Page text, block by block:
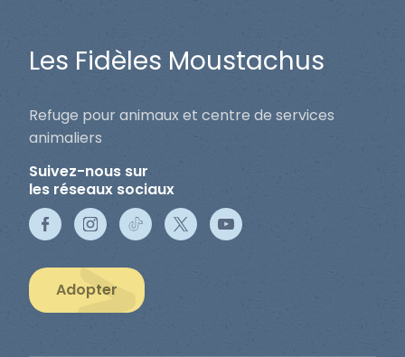
Les Fidèles Moustachus
Refuge pour animaux et centre de services
animaliers
Suivez-nous sur
les réseaux sociaux
Adopter